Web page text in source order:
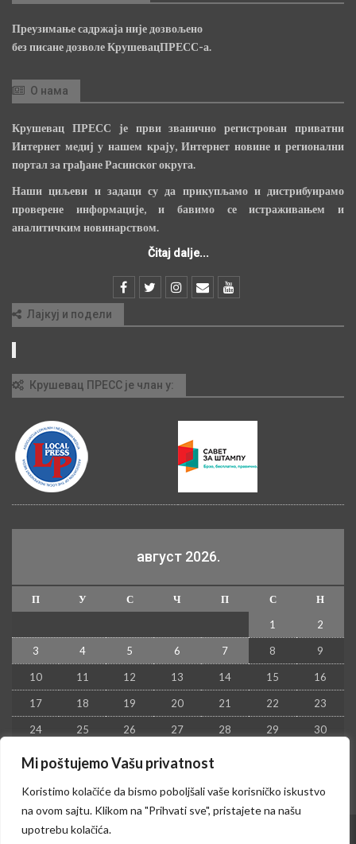
Mi poštujemo Vašu privatnost
Koristimo kolačiće da bismo poboljšali vaše korisničko iskustvo
na ovom sajtu. Klikom na "Prihvati sve", pristajete na našu
upotrebu kolačića.
Преузимање садржаја није дозвољено
без писане дозволе КрушевацПРЕСС-а.
О нама
Крушевац ПРЕСС је први званично регистрован приватни
Интернет медиј у нашем крају, Интернет новине и регионални
портал за грађане Расинског округа.
Наши циљеви и задаци су да прикупљамо и дистрибуирамо
проверене информације, и бавимо се истраживањем и
аналитичким новинарством.
Čitaj dalje...
Лајкуј и подели
Крушевац ПРЕСС је члан у:
август 2026.
П У С Ч П С
Н
1
2
3 4 5 6 7 8 9
10 11 12 13 14 15 16
17 18 19 20 21 22 23
24 25 26 27 28 29 30
31